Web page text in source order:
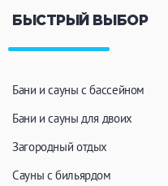
БЫСТРЫЙ ВЫБОР
Бани и сауны с бассейном
Бани и сауны для двоих
Загородный отдых
Сауны с бильярдом